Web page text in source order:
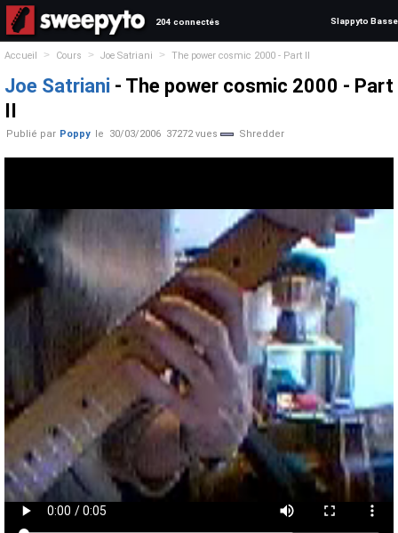
204 connectés Slappyto Basse
Accueil > Cours > Joe Satriani > The power cosmic 2000 - Part II
Joe Satriani - The power cosmic 2000 - Part
II
Publié par Poppy le 30/03/2006 37272 vues Shredder